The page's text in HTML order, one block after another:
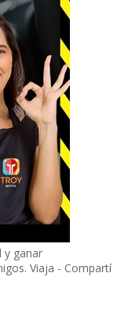
y ganar
Viaja - Compartí